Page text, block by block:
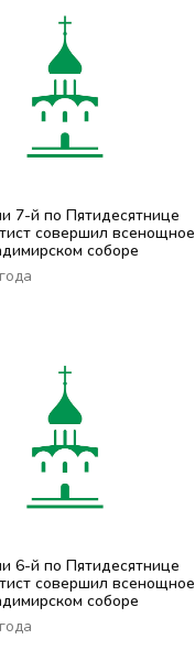
7-й по Пятидесятнице
совершил всенощное
соборе
6-й по Пятидесятнице
совершил всенощное
соборе